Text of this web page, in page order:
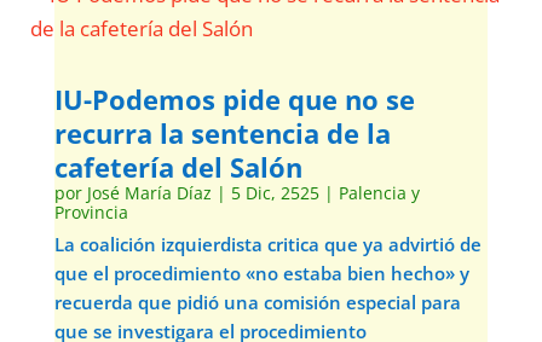
IU-Podemos pide que no se
recurra la sentencia de la
cafetería del Salón
por José María Díaz | 5 Dic, 2525| Palencia y
Provincia
La coalición izquierdista critica que ya advirtió de
que el procedimiento «no estaba bien hecho» y
recuerda que pidió una comisión especial para
que se investigara el procedimiento